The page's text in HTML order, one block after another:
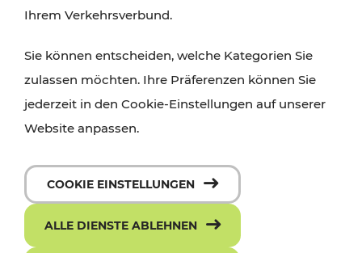
Ihrem Verkehrsverbund.
Sie können entscheiden, welche Kategorien Sie
zulassen möchten. Ihre Präferenzen können Sie
jederzeit in den Cookie-Einstellungen auf unserer
Website anpassen.
COOKIE EINSTELLUNGEN
ALLE DIENSTE ABLEHNEN